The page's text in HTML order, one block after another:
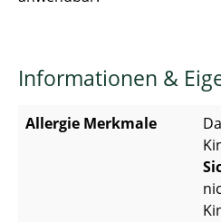
Informationen &
Allergie Merkmale